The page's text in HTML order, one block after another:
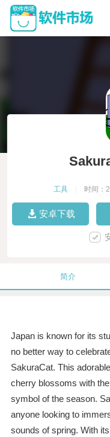
工具 时间：
安卓下载
简介
Japan is known for its
no better way to
SakuraCat. This
cherry blossoms with
symbol of the season.
anyone looking to
sounds of spring. With